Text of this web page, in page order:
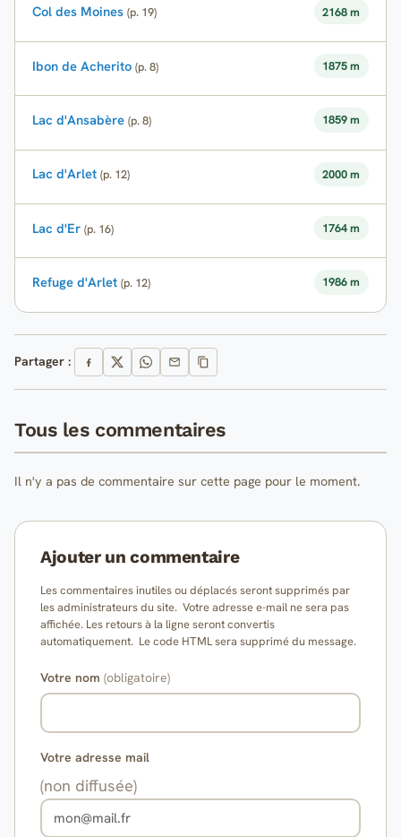
Col des Moines(p. 19) 2168 m
Ibon de Acherito(p. 8) 1875 m
Lac d'Ansabère(p. 8) 1859 m
Lac d'Arlet(p. 12) 2000 m
Lac d'Er(p. 16) 1764 m
Refuge d'Arlet(p. 12) 1986 m
Partager :
Tous les commentaires
Il n'y a pas de commentaire sur cette page pour le moment.
Ajouter un commentaire
Les commentaires inutiles ou déplacés seront supprimés par
les administrateurs du site. Votre adresse e-mail ne sera pas
affichée. Les retours à la ligne seront convertis
automatiquement. Le code HTML sera supprimé du message.
Votre nom (obligatoire)
Votre adresse mail
(non diffusée)